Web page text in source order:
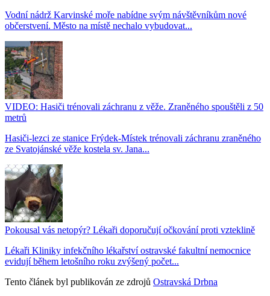
Vodní nádrž Karvinské moře nabídne svým návštěvníkům nové
občerstvení. Město na místě nechalo vybudovat...
VIDEO: Hasiči trénovali záchranu z věže. Zraněného spouštěli z 50
metrů
Hasiči-lezci ze stanice Frýdek-Místek trénovali záchranu zraněného
ze Svatojánské věže kostela sv. Jana...
Pokousal vás netopýr? Lékaři doporučují očkování proti vzteklině
Lékaři Kliniky infekčního lékařství ostravské fakultní nemocnice
evidují během letošního roku zvýšený počet...
Tento článek byl publikován ze zdrojů Ostravská Drbna